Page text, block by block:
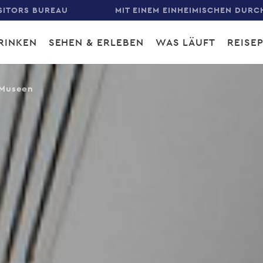
BUREAU MIT EINEM EINHEIMISCHEN
SEHEN & ERLEBEN WAS LÄUFT